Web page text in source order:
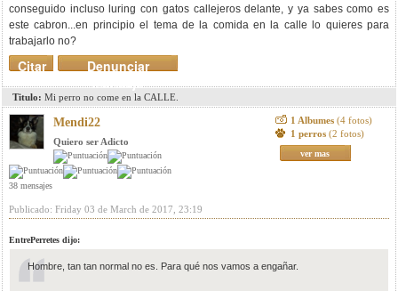
conseguido incluso luring con gatos callejeros delante, y ya sabes como es
este cabron...en principio el tema de la comida en la calle lo quieres para
trabajarlo no?
Denunciar
mensaje
Citar
Titulo: Mi perro no come en la CALLE.
Mendi22
Quiero ser Adicto
38 mensajes
1 Albumes (4 fotos)
1 perros (2 fotos)
ver mas
Publicado: Friday 03 de March de 2017, 23:19
EntrePerretes dijo:
Hombre, tan tan normal no es. Para qué nos vamos a engañar.